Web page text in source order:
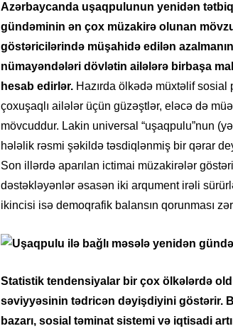
Azərbaycanda uşaqpulunun yenidən
gündəminin ən çox müzakirə olunan
göstəricilərində müşahidə edilən
nümayəndələri dövlətin ailələrə birbaşa
hesab edirlər. Hazırda ölkədə müxtəlif sosial
çoxuşaqlı ailələr üçün güzəştlər, eləcə də
mövcuddur. Lakin universal “uşaqpulu”nun
hələlik rəsmi şəkildə təsdiqlənmiş bir qərar
Son illərdə aparılan ictimai müzakirələr
dəstəkləyənlər əsasən iki arqument irəli
ikincisi isə demoqrafik balansın qorunması
Statistik tendensiyalar bir çox ölkələrdə
səviyyəsinin tədricən dəyişdiyini göstərir.
bazarı, sosial təminat sistemi və iqtisadi